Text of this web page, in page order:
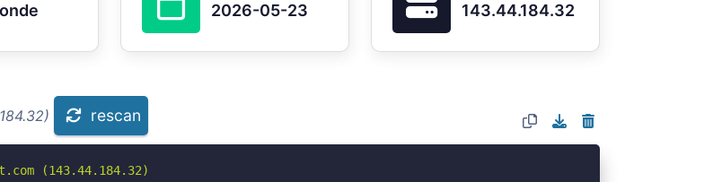
2026-05-23 143.44.184.32
rescan
(143.44.184.32)